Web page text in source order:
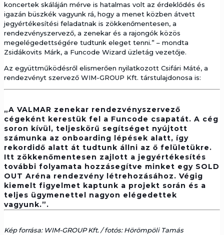
koncertek skáláján mérve is hatalmas volt az érdeklődés és
igazán büszkék vagyunk rá, hogy a menet közben átvett
jegyértékesítési feladatnak is zökkenőmentesen, a
rendezvényszervező, a zenekar és a rajongók közös
megelégedettségére tudtunk eleget tenni.” – mondta
Zsidákovits Márk, a Funcode Wizard üzletág vezetője.
Az együttműködésről elismerően nyilatkozott Csifári Máté, a
rendezvényt szervező WIM-GROUP Kft. társtulajdonosa is:
„A VALMAR zenekar rendezvényszervező
cégeként kerestük fel a Funcode csapatát. A cég
soron kívül, teljeskörű segítséget nyújtott
számunka az onboarding lépések alatt, így
rekordidő alatt át tudtunk állni az ő felületükre.
Itt zökkenőmentesen zajlott a jegyértékesítés
további folyamata hozzásegítve minket egy SOLD
OUT Aréna rendezvény létrehozásához. Végig
kiemelt figyelmet kaptunk a projekt során és a
teljes ügymenettel nagyon elégedettek
vagyunk.”.
Kép forrása: WIM-GROUP Kft. / fotós: Hörömpöli Tamás